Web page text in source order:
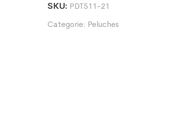
SKU: PDT511-21
Categorie: Peluches